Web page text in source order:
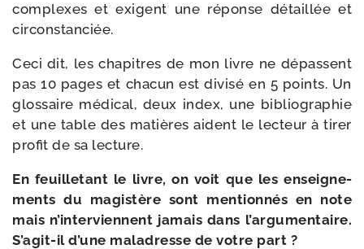
com­plexes et exigent une réponse détaillée et
circonstanciée.
Ceci dit, les cha­pitres de mon livre ne dépassent
pas 10 pages et cha­cun est divi­sé en 5 points. Un
glos­saire médi­cal, deux index, une biblio­gra­phie
et une table des matières aident le lec­teur à tirer
pro­fit de sa lecture.
En feuille­tant le livre, on voit que les ensei­gne­
ments du magis­tère sont men­tion­nés en note
mais n’interviennent jamais dans l’argumentaire.
S’agit-il d’une mal­adresse de votre part ?